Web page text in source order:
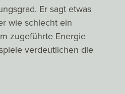
Er sagt etwas
wie schlecht ein
zugeführte Energie
verdeutlichen die